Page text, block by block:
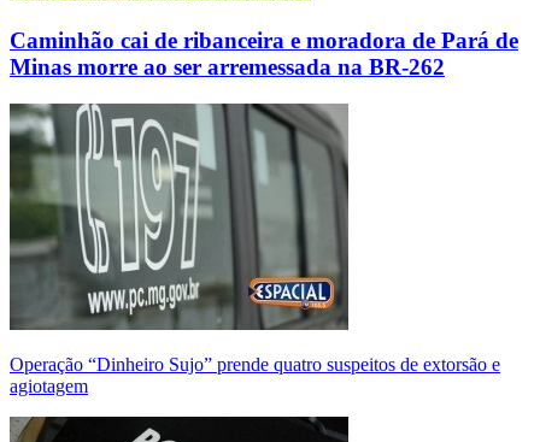
Caminhão cai de ribanceira e moradora de Pará de
Minas morre ao ser arremessada na BR-262
Operação “Dinheiro Sujo” prende quatro suspeitos de extorsão e
agiotagem